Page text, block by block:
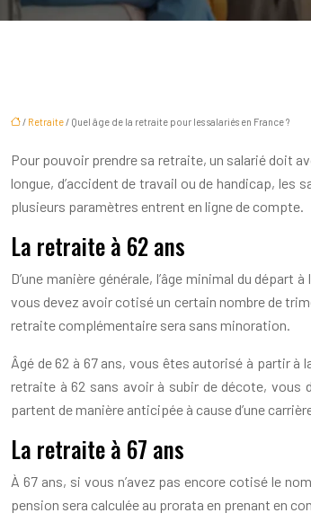
/ Retraite/ Quel âge de la retraite pour les salariés en France ?
Pour pouvoir prendre sa retraite, un salarié doit
longue, d’accident de travail ou de handicap, les
plusieurs paramètres entrent en ligne de compte.
La retraite à 62 ans
D’une manière générale, l’âge minimal du
vous devez avoir cotisé un certain nombre de
retraite complémentaire sera sans minoration.
Âgé de 62 à 67 ans, vous êtes autorisé à partir
retraite à 62 sans avoir à subir de décote, vous
partent de manière anticipée à cause d’une
La retraite à 67 ans
À 67 ans, si vous n’avez pas encore cotisé le
pension sera calculée au prorata en prenant en